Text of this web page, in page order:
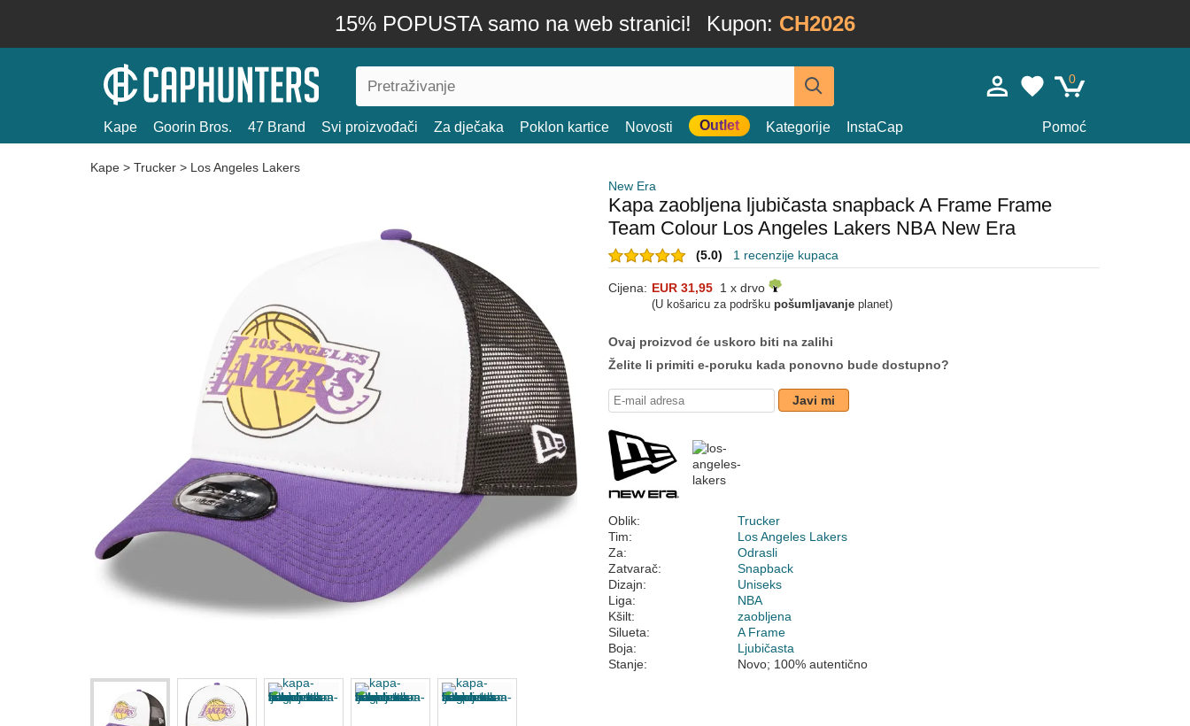
15% POPUSTA samo na web stranici! Kupon: CH2026
0
Kape Goorin Bros. 47 Brand Svi proizvođači Za dječaka Poklon kartice Novosti Outlet Kategorije InstaCap Pomoć
Kape > Trucker > Los Angeles Lakers
New Era
Kapa zaobljena ljubičasta snapback A Frame Frame
Team Colour Los Angeles Lakers NBA New Era
(5.0) 1 recenzije kupaca
Cijena: EUR 31,95 1 x drvo
(U košaricu za podršku pošumljavanje planet)
Ovaj proizvod će uskoro biti na zalihi
Želite li primiti e-poruku kada ponovno bude dostupno?
Javi mi
Oblik:
Trucker
Tim:
Los Angeles Lakers
Za:
Odrasli
Zatvarač:
Snapback
Dizajn:
Uniseks
Liga:
NBA
Kšilt:
zaobljena
Silueta:
A Frame
Boja:
Ljubičasta
Stanje:
Novo; 100% autentično